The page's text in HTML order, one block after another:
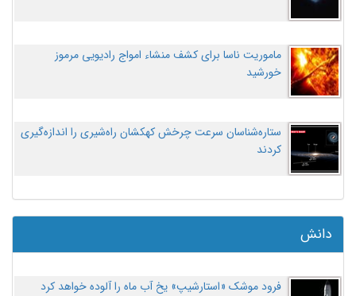
ماموریت ناسا برای کشف منشاء امواج رادیویی مرموز
خورشید
ستاره‌شناسان سرعت چرخش کهکشان راه‌شیری را اندازه‌گیری
کردند
دانش
فرود موشک «استارشیپ» یخ آب ماه را آلوده خواهد کرد